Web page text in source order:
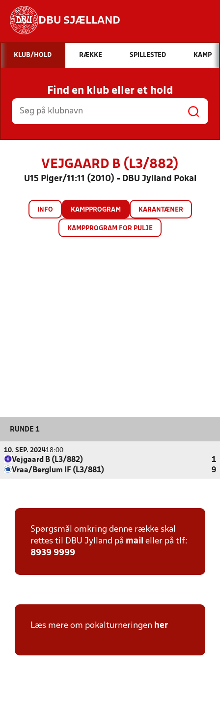
DBU SJÆLLAND
Hvad vil du søge efter?
INDHOLD OG NYHEDER
STILLINGER, RESULTATER, KLUBBER OG
HOLD
KLUB/HOLD RÆKKE SPILLESTED KAMP
Find en klub eller et hold
VEJGAARD B (L3/882)
U15 Piger/11:11 (2010) - DBU Jylland Pokal
INFO KAMPPROGRAM KARANTÆNER
KAMPPROGRAM FOR PULJE
RUNDE 1
10. SEP. 202418:00
Vejgaard B (L3/882)
1
Vraa/Børglum IF (L3/881)
9
Spørgsmål omkring denne række skal
rettes til DBU Jylland på mail eller på tlf:
8939 9999
Læs mere om pokalturneringen her